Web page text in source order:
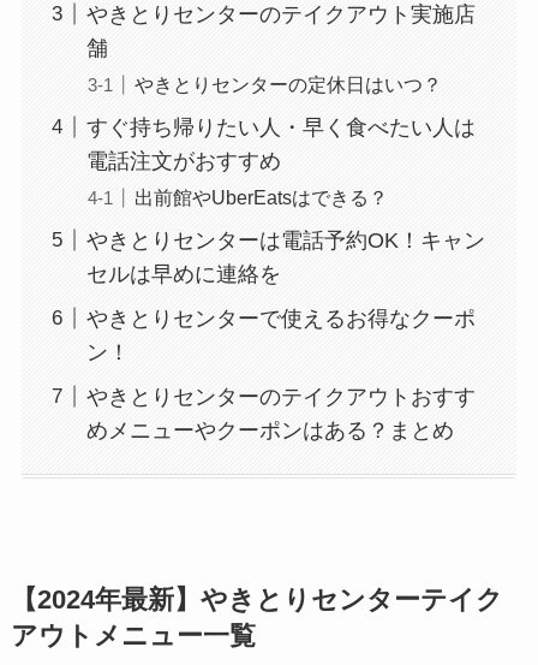
やきとりセンターのテイクアウト実施店
舗
やきとりセンターの定休日はいつ？
すぐ持ち帰りたい人・早く食べたい人は
電話注文がおすすめ
出前館やUberEatsはできる？
やきとりセンターは電話予約OK！キャン
セルは早めに連絡を
やきとりセンターで使えるお得なクーポ
ン！
やきとりセンターのテイクアウトおすす
めメニューやクーポンはある？まとめ
【2024年最新】やきとりセンターテイク
アウトメニュー一覧